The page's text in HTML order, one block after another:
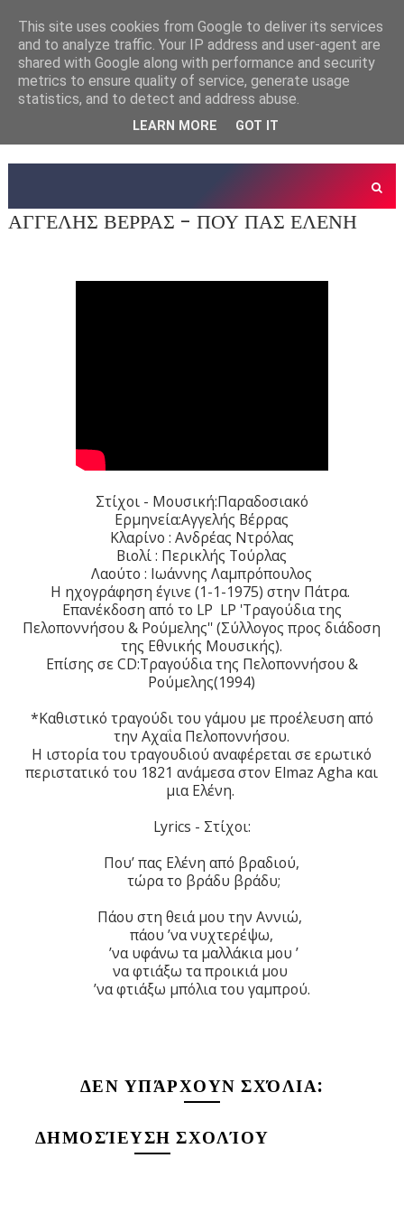
ΑΓΓΕΛΗΣ ΒΕΡΡΑΣ - ΠΟΥ ΠΑΣ ΕΛΕΝΗ
Στίχοι - Μουσική:Παραδοσιακό
Ερμηνεία:Αγγελής Βέρρας
Κλαρίνο : Ανδρέας Ντρόλας
Βιολί : Περικλής Τούρλας
Λαούτο : Ιωάννης Λαμπρόπουλος
Η ηχογράφηση έγινε (1-1-1975) στην Πάτρα.
Επανέκδοση από το LP LP 'Τραγούδια της
Πελοποννήσου & Ρούμελης'' (Σύλλογος προς διάδοση
της Εθνικής Μουσικής).
Επίσης σε CD:Τραγούδια της Πελοποννήσου &
Ρούμελης(1994)
*Καθιστικό τραγούδι του γάμου με προέλευση από
την Αχαΐα Πελοποννήσου.
Η ιστορία του τραγουδιού αναφέρεται σε ερωτικό
περιστατικό του 1821 ανάμεσα στον Elmaz Agha και
μια Ελένη.
Lyrics - Στίχοι:
Που’ πας Ελένη από βραδιού,
τώρα το βράδυ βράδυ;
Πάου στη θειά μου την Αννιώ,
πάου ’να νυχτερέψω,
’να υφάνω τα μαλλάκια μου ’
να φτιάξω τα προικιά μου
’να φτιάξω μπόλια του γαμπρού.
ΔΕΝ ΥΠΆΡΧΟΥΝ ΣΧΌΛΙΑ:
ΔΗΜΟΣΊΕΥΣΗ ΣΧΟΛΊΟΥ
This site uses cookies from Google to deliver its services
and to analyze traffic. Your IP address and user-agent are
shared with Google along with performance and security
metrics to ensure quality of service, generate usage
statistics, and to detect and address abuse.
LEARN MORE GOT IT